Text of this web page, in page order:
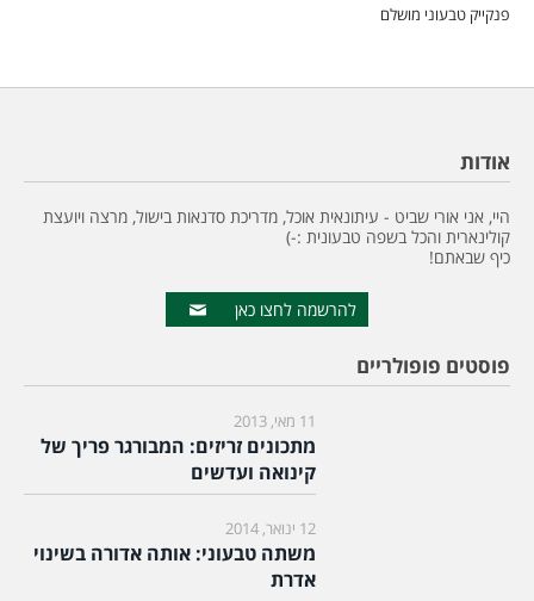
פנקייק טבעוני מושלם
אודות
היי, אני אורי שביט - עיתונאית אוכל, מדריכת סדנאות בישול, מרצה ויועצת
קולינארית והכל בשפה טבעונית :-)
כיף שבאתם!
להרשמה לחצו כאן
פוסטים פופולריים
11 מאי, 2013
מתכונים זריזים: המבורגר פריך של
קינואה ועדשים
12 ינואר, 2014
משתה טבעוני: אותה אדורה בשינוי
אדרת